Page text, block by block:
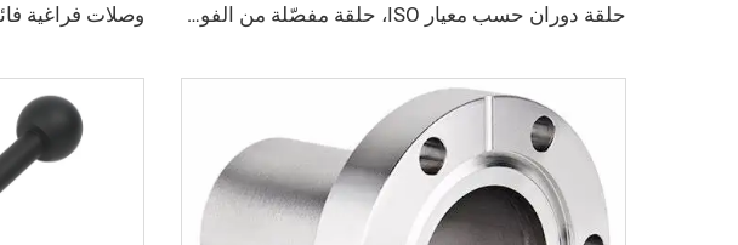
حلقة دوران حسب معيار ISO، حلقة مفصّلة من الفولاذ المقاوم للصدأ عالية الجودة، مقاسات ISO63-ISO500، مشبك شفة تثبيت عالي الفراغ من الفولاذ SS304/SS316L